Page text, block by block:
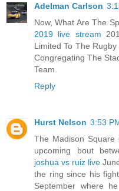
Adelman Carlson
Now, What Are The
2019 live stream
Limited To The
Congregating The
Team.
Reply
Hurst Nelson 3:53
The Madison
upcoming bout
joshua vs ruiz live
the ring since his
September where